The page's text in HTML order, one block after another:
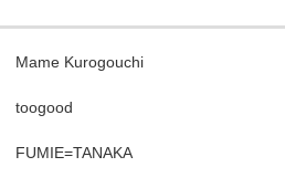
Mame Kurogouchi
toogood
FUMIE=TANAKA